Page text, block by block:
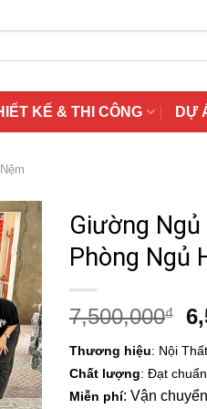
KẾ & THI CÔNG DỰ
Giường
Phòng Ngủ
7,500,000₫
là:
Thương hiệu: Nội
Chất lượng: Đạt
Miễn phí: Vận